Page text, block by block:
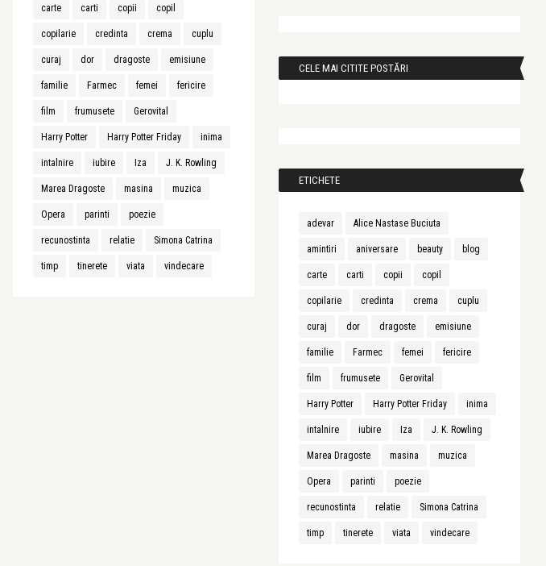
carte carti copii copil
copilarie credinta crema cuplu
curaj dor dragoste emisiune
familie Farmec femei fericire
film frumusete Gerovital
Harry Potter Harry Potter Friday inima
intalnire iubire Iza J. K. Rowling
Marea Dragoste masina muzica
Opera parinti poezie
recunostinta relatie Simona Catrina
timp tinerete viata vindecare
CELE MAI CITITE POSTĂRI
ETICHETE
adevar Alice Nastase Buciuta
amintiri aniversare beauty blog
carte carti copii copil
copilarie credinta crema cuplu
curaj dor dragoste emisiune
familie Farmec femei fericire
film frumusete Gerovital
Harry Potter Harry Potter Friday inima
intalnire iubire Iza J. K. Rowling
Marea Dragoste masina muzica
Opera parinti poezie
recunostinta relatie Simona Catrina
timp tinerete viata vindecare